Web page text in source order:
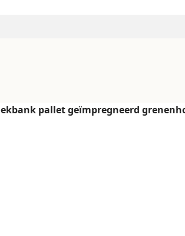
pallet geïmpregneerd